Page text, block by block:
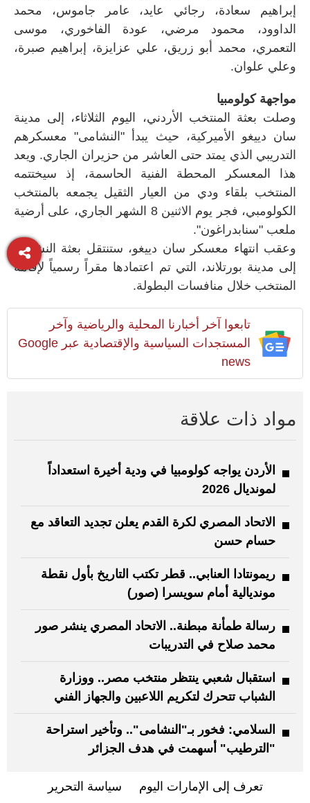
إبراهيم سعادة، رجائي عايد، عامر جاموس، محمد
الداوود، محمود مرضي، عودة الفاخوري، موسى
التعمري، محمد أبو زريق، علي عزايزة، إبراهيم صبرة،
وعلي علوان.
مواجهة كولومبيا
وصلت بعثة المنتخب الأردني، اليوم الثلاثاء، إلى مدينة
سان دييغو الأميركية، حيث يبدأ "النشامى" معسكرهم
التدريبي الذي يمتد حتى العاشر من حزيران الجاري. ويعد
هذا المعسكر المحطة الفنية الحاسمة، إذ سيختتمه
المنتخب بلقاء ودي من العيار الثقيل يجمعه بالمنتخب
الكولومبي، فجر يوم الاثنين 8 الشهر الجاري، على أرضية
ملعب "سنابدراغون".
وعقب انتهاء معسكر سان دييغو، ستنتقل بعثة النشامى
إلى مدينة بورتلاند، التي تم اعتمادها مقراً رسمياً لإقامة
المنتخب خلال منافسات البطولة.
تابعوا آخر أخبارنا المحلية والرياضية وآخر
المستجدات السياسية والإقتصادية عبر Google
news
مواد ذات علاقة
الأردن يواجه كولومبيا في ودية أخيرة استعداداً
لمونديال 2026
الاتحاد المصري لكرة القدم يعلن تجديد التعاقد مع
حسام حسن
ريمونتادا العنابي.. قطر تكتب التاريخ بأول نقطة
مونديالية أمام سويسرا (صور)
رسالة طمأنة مبطنة.. الاتحاد المصري ينشر صور
محمد صلاح في التدريبات
استقبال شعبي ينتظر منتخب مصر.. ووزارة
الشباب تتحرك لتكريم اللاعبين والجهاز الفني
السلامي: فخور بـ"النشامى".. وتأخير استراحة
"الترطيب" أسهمت في هدف الجزائر
تعرف إلى الإمارات اليوم سياسة التحرير